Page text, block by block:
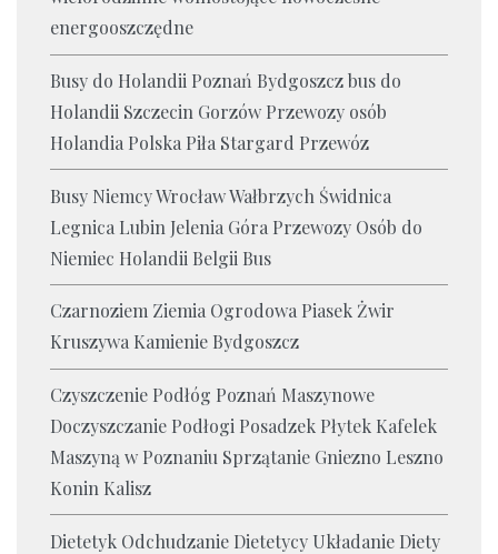
energooszczędne
Busy do Holandii Poznań Bydgoszcz bus do
Holandii Szczecin Gorzów Przewozy osób
Holandia Polska Piła Stargard Przewóz
Busy Niemcy Wrocław Wałbrzych Świdnica
Legnica Lubin Jelenia Góra Przewozy Osób do
Niemiec Holandii Belgii Bus
Czarnoziem Ziemia Ogrodowa Piasek Żwir
Kruszywa Kamienie Bydgoszcz
Czyszczenie Podłóg Poznań Maszynowe
Doczyszczanie Podłogi Posadzek Płytek Kafelek
Maszyną w Poznaniu Sprzątanie Gniezno Leszno
Konin Kalisz
Dietetyk Odchudzanie Dietetycy Układanie Diety